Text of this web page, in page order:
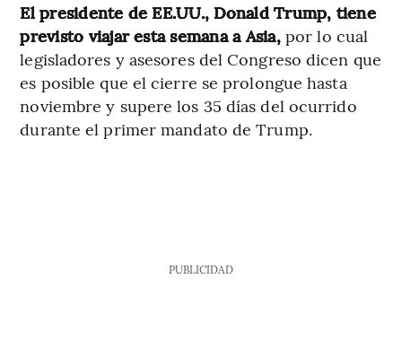
El presidente de EE.UU., Donald Trump, tiene
previsto viajar esta semana a Asia,por lo cual
legisladores y asesores del Congreso dicen que
es posible que el cierre se prolongue hasta
noviembre y supere los 35 días del ocurrido
durante el primer mandato de Trump.
PUBLICIDAD